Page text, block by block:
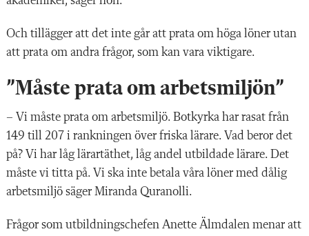
Och tillägger att det inte går att prata om höga löner utan
att prata om andra frågor, som kan vara viktigare.
”Måste prata om arbetsmiljön”
– Vi måste prata om arbetsmiljö. Botkyrka har rasat från
149 till 207 i rankningen över friska lärare. Vad beror det
på? Vi har låg lärartäthet, låg andel utbildade lärare. Det
måste vi titta på. Vi ska inte betala våra löner med dålig
arbetsmiljö säger Miranda Quranolli.
Frågor som utbildningschefen Anette Älmdalen menar att